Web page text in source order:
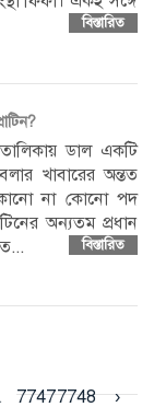
বিস্তারিত
ডাল একটি
খাবারের অন্তত
না কোনো পদ
অন্যতম প্রধান
বিস্তারিত
77477748 ›